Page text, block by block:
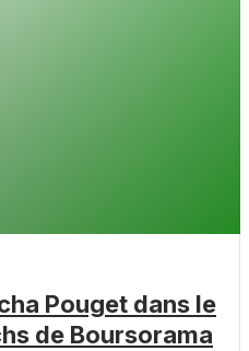
Pouget dans le
de Boursorama